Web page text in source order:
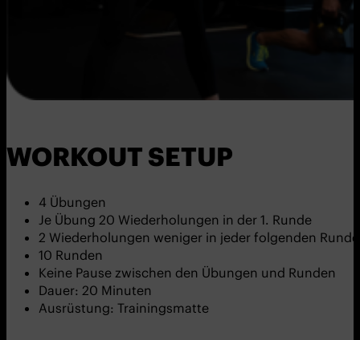
WORKOUT SETUP
4 Übungen
Je Übung 20 Wiederholungen in der 1. Runde
2 Wiederholungen weniger in jeder folgenden Runde
10 Runden
Keine Pause zwischen den Übungen und Runden
Dauer: 20 Minuten
Ausrüstung: Trainingsmatte